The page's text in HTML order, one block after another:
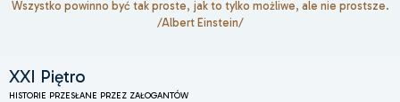
Wszystko powinno być tak proste, jak to tylko możliwe, ale nie prostsze.
/Albert Einstein/
XXI Piętro
HISTORIE PRZESŁANE PRZEZ ZAŁOGANTÓW